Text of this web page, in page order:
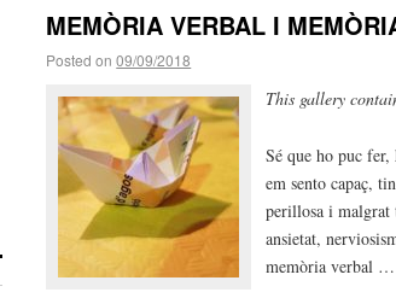
MEMÒRIA VERBAL I
Posted on 09/09/2018
This gallery
Sé que ho puc
em sento capaç,
perillosa i
ansietat,
memòria verbal